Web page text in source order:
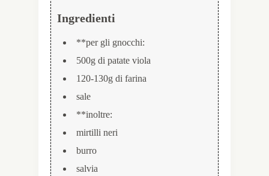
Ingredienti
**per gli gnocchi:
500g di patate viola
120-130g di farina
sale
**inoltre:
mirtilli neri
burro
salvia